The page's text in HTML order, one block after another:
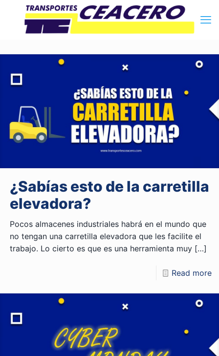
¿Sabías esto de la carretilla
elevadora?
Pocos almacenes industriales habrá en el mundo que
no tengan una carretilla elevadora que les facilite el
trabajo. Lo cierto es que es una herramienta muy […]
Read more